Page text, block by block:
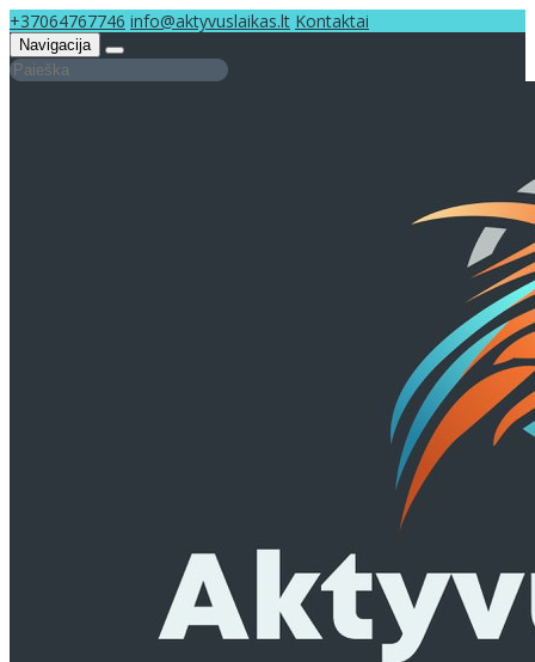
+37064767746 info@aktyvuslaikas.lt Kontaktai
Navigacija